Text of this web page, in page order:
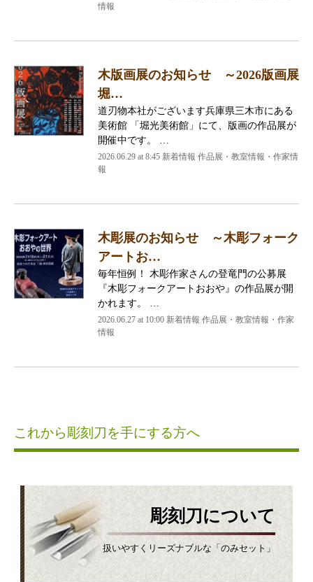
情報
木版画展のお知らせ ～2026版画展
堀…
道刃物本社がございます兵庫県三木市にある
美術館 「堀光美術館」にて、版画の作品展が
開催中です。 …
2026.06.29 at 8:45 新着情報 作品展・教室情報・作家情
報
木彫展のお知らせ ～木彫フォーク
アートお…
毎年恒例！ 木彫作家さんの登竜門の公募展
『木彫フォークアートおおや』の作品展が開
かれます。 …
2026.06.27 at 10:00 新着情報 作品展・教室情報・作家
情報
これから彫刻刀を手にする方へ
彫刻刀について
扱いやすくリーズナブルな「のみセット」